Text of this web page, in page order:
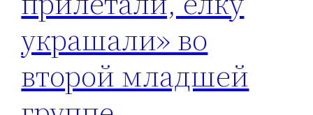
украшали» во
второй младшей